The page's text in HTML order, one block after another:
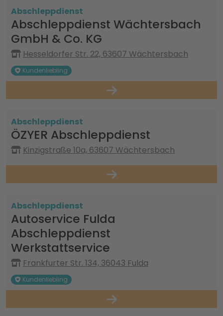
Abschleppdienst
Abschleppdienst Wächtersbach
GmbH & Co. KG
Hesseldorfer Str. 22, 63607 Wächtersbach
Kundenliebling
Abschleppdienst
ÖZYER Abschleppdienst
Kinzigstraße 10a, 63607 Wächtersbach
Abschleppdienst
Autoservice Fulda
Abschleppdienst
Werkstattservice
Frankfurter Str. 134, 36043 Fulda
Kundenliebling